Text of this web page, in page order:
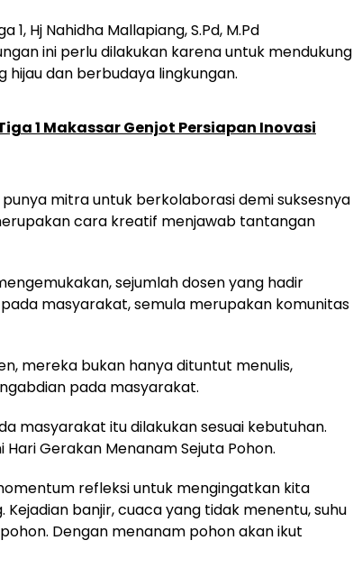
1, Hj Nahidha Mallapiang, S.Pd, M.Pd
ini perlu dilakukan karena untuk mendukung
hijau dan berbudaya lingkungan.
1 Makassar Genjot Persiapan Inovasi
mitra untuk berkolaborasi demi suksesnya
cara kreatif menjawab tantangan
sejumlah dosen yang hadir
masyarakat, semula merupakan komunitas
mereka bukan hanya dituntut menulis,
pada masyarakat.
masyarakat itu dilakukan sesuai kebutuhan.
Gerakan Menanam Sejuta Pohon.
refleksi untuk mengingatkan kita
banjir, cuaca yang tidak menentu, suhu
Dengan menanam pohon akan ikut